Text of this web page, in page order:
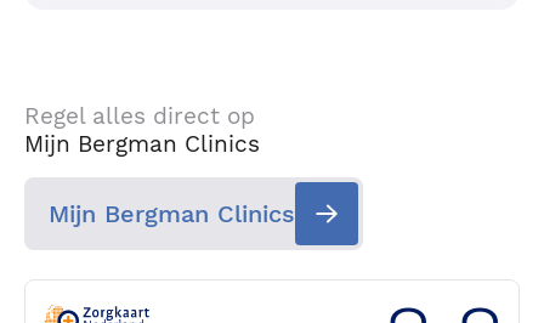
Regel alles direct op
Mijn Bergman Clinics
Mijn Bergman Clinics